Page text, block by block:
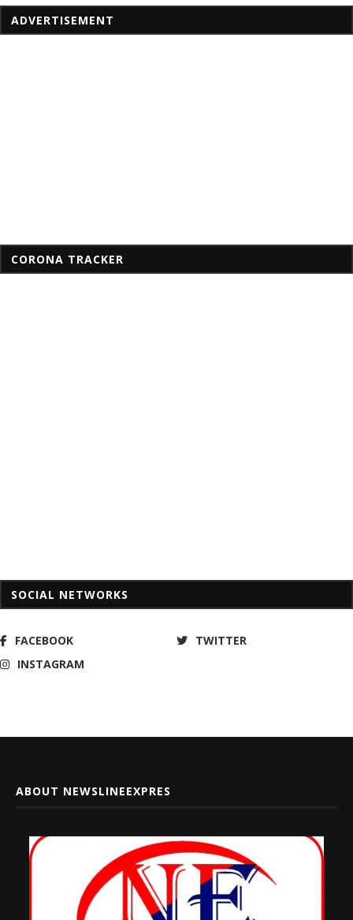
ADVERTISEMENT
CORONA TRACKER
SOCIAL NETWORKS
FACEBOOK
TWITTER
INSTAGRAM
ABOUT NEWSLINEEXPRES